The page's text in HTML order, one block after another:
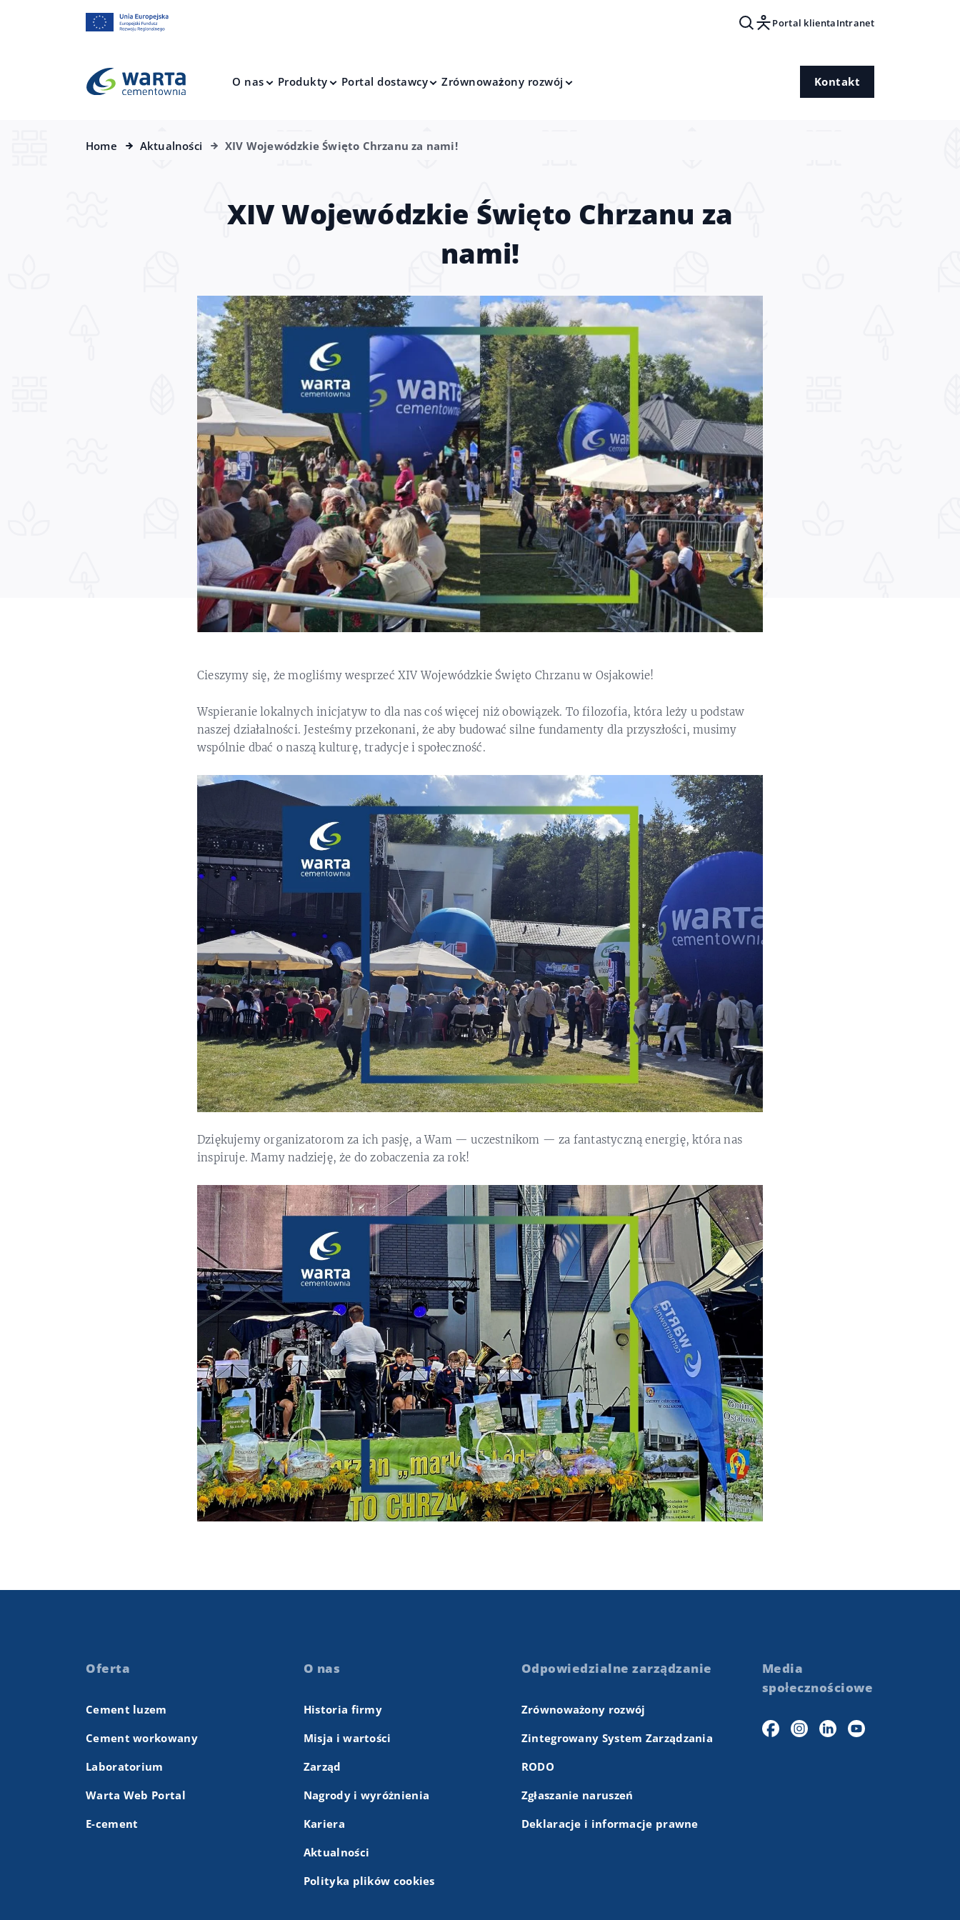
Portal klientaIntranet
O nas Produkty Portal dostawcy Zrównoważony rozwój Kontakt
Home Aktualności XIV Wojewódzkie Święto Chrzanu za nami!
XIV Wojewódzkie Święto Chrzanu za
nami!
Cieszymy się, że mogliśmy wesprzeć XIV Wojewódzkie Święto Chrzanu w Osjakowie!
Wspieranie lokalnych inicjatyw to dla nas coś więcej niż obowiązek. To filozofia, która leży u podstaw
naszej działalności. Jesteśmy przekonani, że aby budować silne fundamenty dla przyszłości, musimy
wspólnie dbać o naszą kulturę, tradycje i społeczność.
Dziękujemy organizatorom za ich pasję, a Wam — uczestnikom — za fantastyczną energię, która nas
inspiruje. Mamy nadzieję, że do zobaczenia za rok!
Oferta
Cement luzem
Cement workowany
Laboratorium
Warta Web Portal
E-cement
O nas
Historia firmy
Misja i wartości
Zarząd
Nagrody i wyróżnienia
Kariera
Aktualności
Polityka plików cookies
Odpowiedzialne zarządzanie
Zrównoważony rozwój
Zintegrowany System Zarządzania
RODO
Zgłaszanie naruszeń
Deklaracje i informacje prawne
Media
społecznościowe